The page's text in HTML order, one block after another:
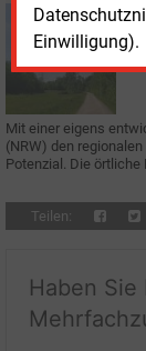
Einwilligung).
Mit einer eigens
(NRW) den
Potenzial. Die örtliche
Teilen:
Haben